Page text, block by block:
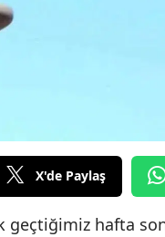
Edirne
Elazığ
X'de Paylaş
geçtiğimiz hafta